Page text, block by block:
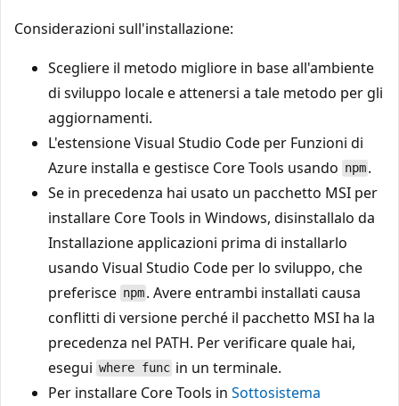
Considerazioni sull'installazione:
Scegliere il metodo migliore in base all'ambiente
di sviluppo locale e attenersi a tale metodo per gli
aggiornamenti.
L'estensione Visual Studio Code per Funzioni di
Azure installa e gestisce Core Tools usando npm .
Se in precedenza hai usato un pacchetto MSI per
installare Core Tools in Windows, disinstallalo da
Installazione applicazioni prima di installarlo
usando Visual Studio Code per lo sviluppo, che
preferisce npm . Avere entrambi installati causa
conflitti di versione perché il pacchetto MSI ha la
precedenza nel PATH. Per verificare quale hai,
esegui where func in un terminale.
Per installare Core Tools in Sottosistema